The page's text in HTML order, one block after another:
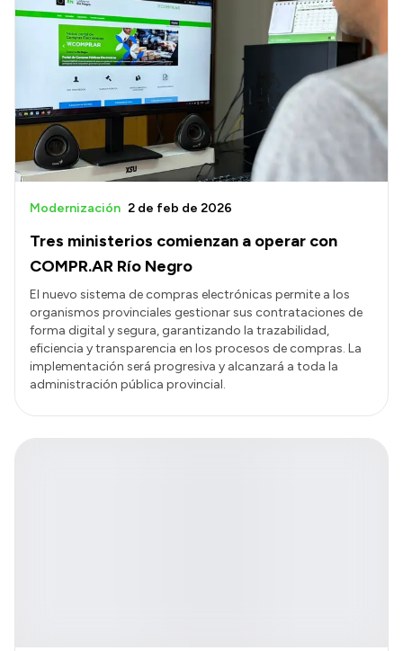
Tres ministerios comienzan a operar con
COMPR.AR Río Negro
Modernización 2 de feb de 2026
El nuevo sistema de compras electrónicas permite a los
organismos provinciales gestionar sus contrataciones de
forma digital y segura, garantizando la trazabilidad,
eficiencia y transparencia en los procesos de compras. La
implementación será progresiva y alcanzará a toda la
administración pública provincial.